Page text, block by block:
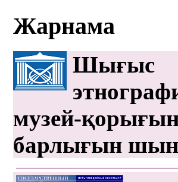
Жарнама
Шығыс
музей-
барлығын шын